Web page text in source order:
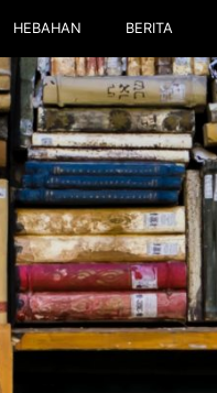
HEBAHAN BERITA